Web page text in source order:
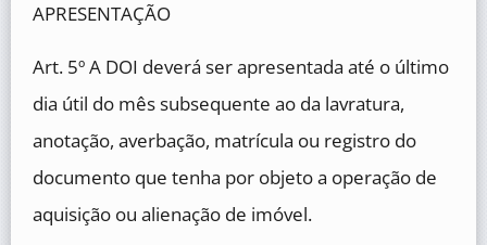
APRESENTAÇÃO
Art. 5º A DOI deverá ser apresentada até o último
dia útil do mês subsequente ao da lavratura,
anotação, averbação, matrícula ou registro do
documento que tenha por objeto a operação de
aquisição ou alienação de imóvel.